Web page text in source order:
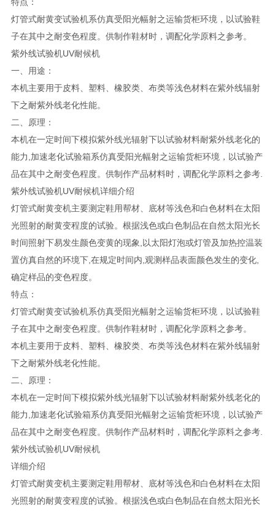
灯管式耐黄变试验机系仿真受阳光幅射之运输货柜环境，以试验鞋
子在其中之耐变色程度。供制作鞋材时，调配化学原料之参考。
紫外线试验机UV耐候机
一、用途：
本机主要用于皮料、塑料、橡胶类、布类等浅色材料在紫外线辐射
下之耐紫外线老化性能。
二、原理：
本机在一定时间下模拟紫外线光辐射下以试验材料耐紫外线老化的
能力,加速老化试验箱系仿真受阳光幅射之运输货柜环境，以试验产
品在其中之耐变色程度。供制作产品材料时，调配化学原料之参考.
紫外线试验机UV耐候机详细介绍
灯管式耐黄变机主要测定鞋用帮材、底材等浅色和白色材料在太阳
光照射的耐黄变程度的试验。根据浅色或白色制品在自然太阳光长
时间照射下易发生颜色变黄的现象,以太阳灯泡或灯管及加热控温装
置仿真自然的环境下,在规定时间内,观测样品表面颜色发生的变化,
确定样品的变色程度。
特点：
灯管式耐黄变试验机系仿真受阳光幅射之运输货柜环境，以试验鞋
子在其中之耐变色程度。供制作鞋材时，调配化学原料之参考。
本机主要用于皮料、塑料、橡胶类、布类等浅色材料在紫外线辐射
下之耐紫外线老化性能。
二、原理：
本机在一定时间下模拟紫外线光辐射下以试验材料耐紫外线老化的
能力,加速老化试验箱系仿真受阳光幅射之运输货柜环境，以试验产
品在其中之耐变色程度。供制作产品材料时，调配化学原料之参考.
紫外线试验机UV耐候机
详细介绍
灯管式耐黄变机主要测定鞋用帮材、底材等浅色和白色材料在太阳
光照射的耐黄变程度的试验。根据浅色或白色制品在自然太阳光长